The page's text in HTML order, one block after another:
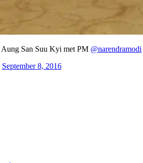
San Suu Kyi met PM @narendramodi
September 8, 2016